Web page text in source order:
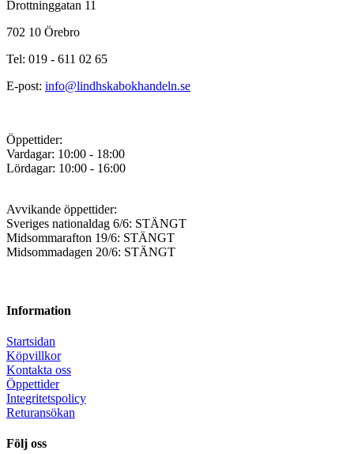
Drottninggatan 11
702 10 Örebro
Tel: 019 - 611 02 65
E-post: info@lindhskabokhandeln.se
Öppettider:
Vardagar: 10:00 - 18:00
Lördagar: 10:00 - 16:00
Avvikande öppettider:
Sveriges nationaldag 6/6: STÄNGT
Midsommarafton 19/6: STÄNGT
Midsommadagen 20/6: STÄNGT
Information
Startsidan
Köpvillkor
Kontakta oss
Öppettider
Integritetspolicy
Returansökan
Följ oss